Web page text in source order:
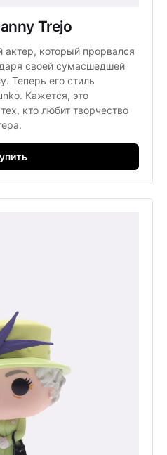
Trejo
актер, который прорвался
своей сумасшедшей
Теперь его стиль
Кажется, это
кто любит творчество